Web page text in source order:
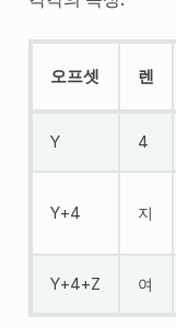
오프셋 렌
Y 4
Y+4 지
Y+4+Z 여